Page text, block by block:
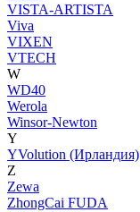
VISTA-ARTISTA
Viva
VIXEN
VTECH
W
WD40
Werola
Winsor-Newton
Y
YVolution (Ирландия)
Z
Zewa
ZhongCai FUDA